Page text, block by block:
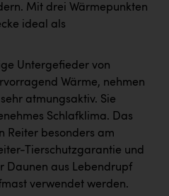
Mit drei Wärmepunkten
ideal als
Untergefieder von
Wärme, nehmen
atmungsaktiv. Sie
Schlafklima. Das
Reiter besonders am
Tierschutzgarantie und
Daunen aus Lebendrupf
verwendet werden.